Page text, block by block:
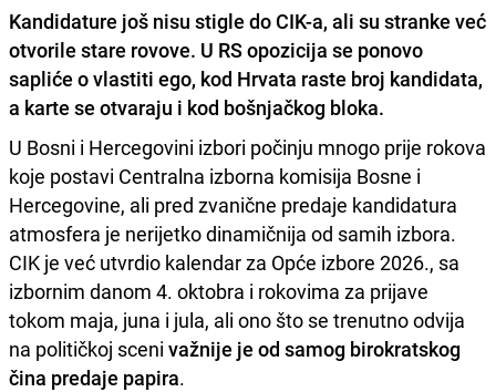
Kandidature još nisu stigle do CIK-a, ali su stranke već
otvorile stare rovove. U RS opozicija se ponovo
sapliće o vlastiti ego, kod Hrvata raste broj kandidata,
a karte se otvaraju i kod bošnjačkog bloka.
U Bosni i Hercegovini izbori počinju mnogo prije rokova
koje postavi Centralna izborna komisija Bosne i
Hercegovine, ali pred zvanične predaje kandidatura
atmosfera je nerijetko dinamičnija od samih izbora.
CIK je već utvrdio kalendar za Opće izbore 2026., sa
izbornim danom 4. oktobra i rokovima za prijave
tokom maja, juna i jula, ali ono što se trenutno odvija
na političkoj sceni važnije je od samog birokratskog
čina predaje papira.